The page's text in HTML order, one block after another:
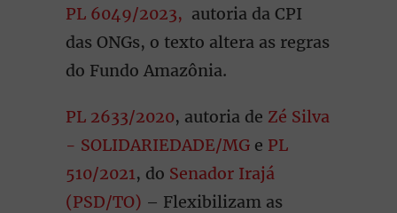
PL 6049/2023, autoria da CPI
das ONGs, o texto altera as regras
do Fundo Amazônia.
PL 2633/2020, autoria de Zé Silva
- SOLIDARIEDADE/MG e PL
510/2021, do Senador Irajá
(PSD/TO) – Flexibilizam as